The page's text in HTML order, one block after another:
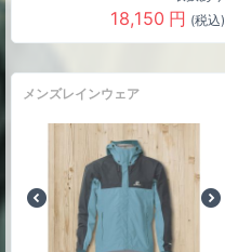
18,150 円 (税込)
メンズレインウェア